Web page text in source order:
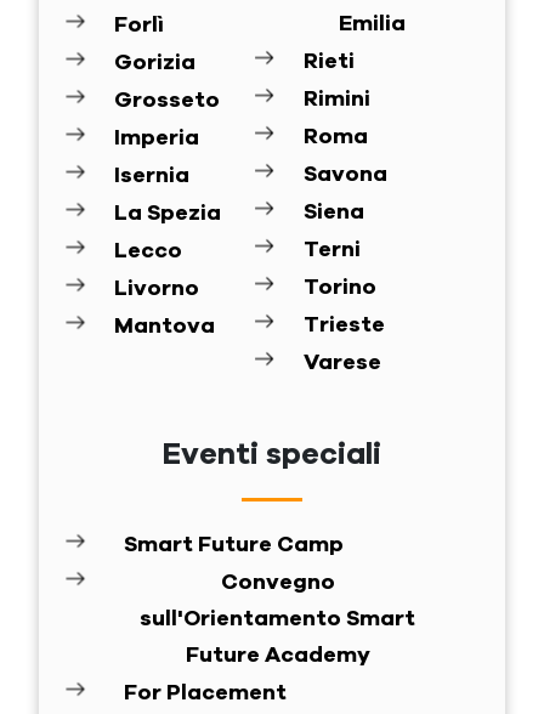
Forlì
Gorizia
Grosseto
Imperia
Isernia
La Spezia
Lecco
Livorno
Mantova
Emilia
Rieti
Rimini
Roma
Savona
Siena
Terni
Torino
Trieste
Varese
Eventi speciali
Smart Future Camp
Convegno
sull'Orientamento Smart
Future Academy
For Placement